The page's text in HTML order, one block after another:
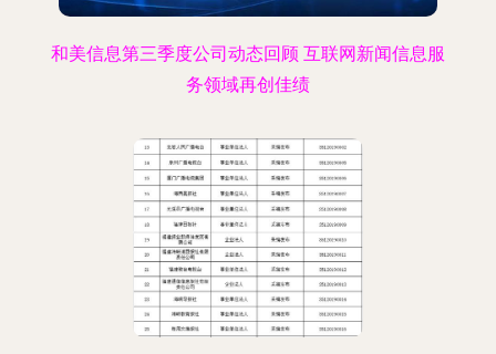
和美信息第三季度公司动态回顾 互联网新闻信息服
务领域再创佳绩